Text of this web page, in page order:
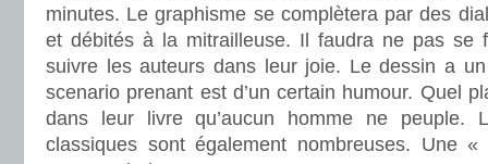
minutes. Le graphisme se complètera par des
et débités à la mitrailleuse. Il faudra ne pas se
suivre les auteurs dans leur joie. Le dessin a
scenario prenant est d’un certain humour. Quel
dans leur livre qu’aucun homme ne peuple.
classiques sont également nombreuses. Une